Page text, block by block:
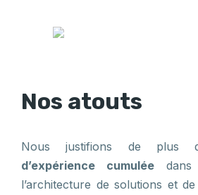
Nos atouts
Nous justifions de plus
d’expérience cumulée dans
l’architecture de solutions et